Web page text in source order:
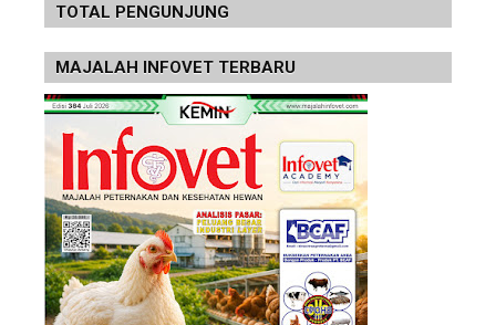
TOTAL PENGUNJUNG
MAJALAH INFOVET TERBARU